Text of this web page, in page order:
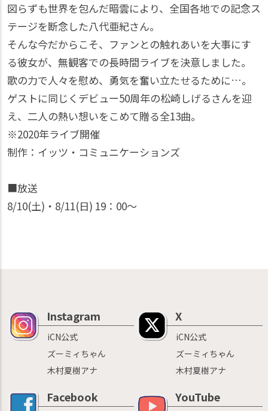
図らずも世界を包んだ暗雲により、全国各地での記念ス
テージを断念した八代亜紀さん。
そんな今だからこそ、ファンとの触れあいを大事にす
る彼女が、無観客での長時間ライブを決意しました。
歌の力で人々を慰め、勇気を奮い立たせるために…。
ゲストに同じくデビュー50周年の松崎しげるさんを迎
え、二人の熱い想いをこめて贈る全13曲。
※2020年ライブ開催
制作：イッツ・コミュニケーションズ
■放送
8/10(土)・8/11(日) 19：00〜
Instagram
iCN公式
ズーミィちゃん
木村夏樹アナ
X
iCN公式
ズーミィちゃん
木村夏樹アナ
Facebook YouTube